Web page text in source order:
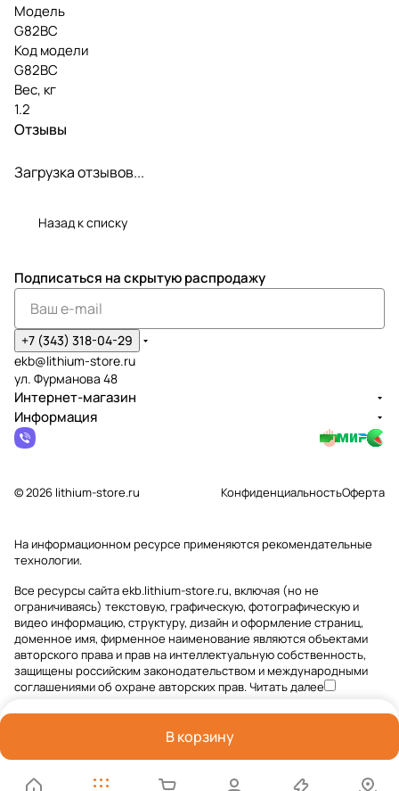
Модель
G82BC
Код модели
G82BC
Вес, кг
1.2
Отзывы
Загрузка отзывов...
Назад к списку
В корзину
Подписаться на скрытую распродажу
+7 (343) 318-04-29
ekb@lithium-store.ru
ул. Фурманова 48
Интернет-магазин
Информация
© 2026 lithium-store.ru КонфиденциальностьОферта
На информационном ресурсе применяютсярекомендательные
технологии.
Все ресурсы сайта ekb.lithium-store.ru, включая (но не
ограничиваясь) текстовую, графическую, фотографическую и
видео информацию, структуру, дизайн и оформление страниц,
доменное имя, фирменное наименование являются объектами
авторского права и прав на интеллектуальную собственность,
защищены российским законодательством и международными
соглашениями об охране авторских прав.Читать далее